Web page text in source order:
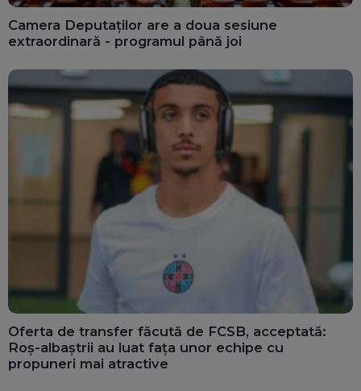
Camera Deputaților are a doua sesiune
extraordinară - programul până joi
Oferta de transfer făcută de FCSB, acceptată:
Roș-albaștrii au luat fața unor echipe cu
propuneri mai atractive